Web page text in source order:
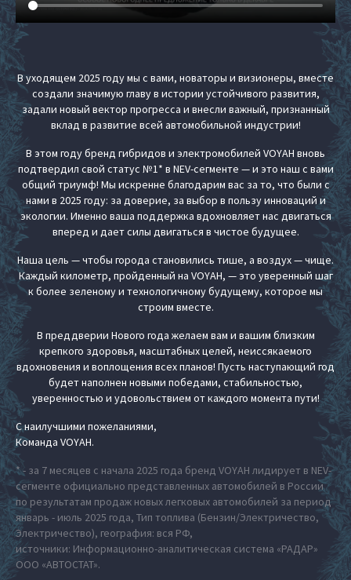
В уходящем 2025 году мы с вами, новаторы и визионеры, вместе
создали значимую главу в истории устойчивого развития,
задали новый вектор прогресса и внесли важный, признанный
вклад в развитие всей автомобильной индустрии!
В этом году бренд гибридов и электромобилей VOYAH вновь
подтвердил свой статус №1* в NEV-сегменте — и это наш с вами
общий триумф! Мы искренне благодарим вас за то, что были с
нами в 2025 году: за доверие, за выбор в пользу инноваций и
экологии. Именно ваша поддержка вдохновляет нас двигаться
вперед и дает силы двигаться в чистое будущее.
Наша цель — чтобы города становились тише, а воздух — чище.
Каждый километр, пройденный на VOYAH, — это уверенный шаг
к более зеленому и технологичному будущему, которое мы
строим вместе.
В преддверии Нового года желаем вам и вашим близким
крепкого здоровья, масштабных целей, неиссякаемого
вдохновения и воплощения всех планов! Пусть наступающий год
будет наполнен новыми победами, стабильностью,
уверенностью и удовольствием от каждого момента пути!
С наилучшими пожеланиями,
Команда VOYAH.
* - за 7 месяцев с начала 2025 года бренд VOYAH лидирует в NEV-
сегменте официально представленных автомобилей в России
по результатам продаж новых легковых автомобилей за период
январь - июль 2025 года, Тип топлива (Бензин/Электричество,
Электричество), география: вся РФ,
источники: Информационно-аналитическая система «РАДАР»
ООО «АВТОСТАТ».